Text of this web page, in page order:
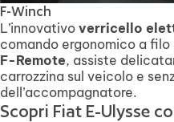
F-Winch
L’innovativo verricello
comando ergonomico a filo
F-Remote, assiste
carrozzina sul veicolo e
dell’accompagnatore.
Scopri Fiat E-Ulysse